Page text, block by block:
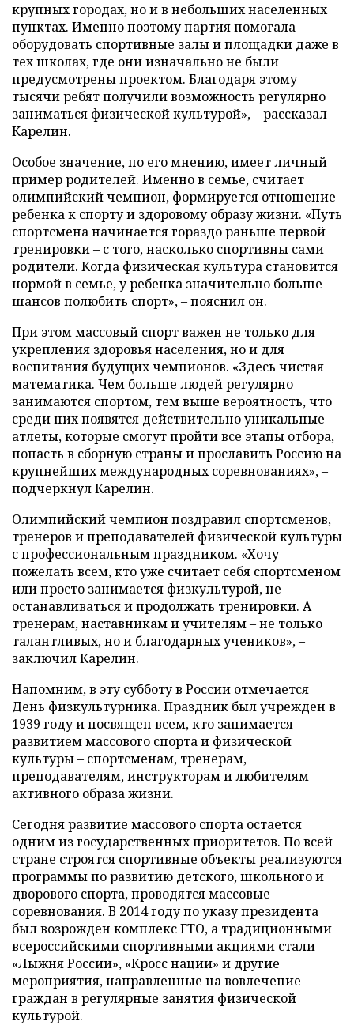
крупных городах, но и в небольших населенных
пунктах. Именно поэтому партия помогала
оборудовать спортивные залы и площадки даже в
тех школах, где они изначально не были
предусмотрены проектом. Благодаря этому
тысячи ребят получили возможность регулярно
заниматься физической культурой», – рассказал
Карелин.
Особое значение, по его мнению, имеет личный
пример родителей. Именно в семье, считает
олимпийский чемпион, формируется отношение
ребенка к спорту и здоровому образу жизни. «Путь
спортсмена начинается гораздо раньше первой
тренировки – с того, насколько спортивны сами
родители. Когда физическая культура становится
нормой в семье, у ребенка значительно больше
шансов полюбить спорт», – пояснил он.
При этом массовый спорт важен не только для
укрепления здоровья населения, но и для
воспитания будущих чемпионов. «Здесь чистая
математика. Чем больше людей регулярно
занимаются спортом, тем выше вероятность, что
среди них появятся действительно уникальные
атлеты, которые смогут пройти все этапы отбора,
попасть в сборную страны и прославить Россию на
крупнейших международных соревнованиях», –
подчеркнул Карелин.
Олимпийский чемпион поздравил спортсменов,
тренеров и преподавателей физической культуры
с профессиональным праздником. «Хочу
пожелать всем, кто уже считает себя спортсменом
или просто занимается физкультурой, не
останавливаться и продолжать тренировки. А
тренерам, наставникам и учителям – не только
талантливых, но и благодарных учеников», –
заключил Карелин.
Напомним, в эту субботу в России отмечается
День физкультурника. Праздник был учрежден в
1939 году и посвящен всем, кто занимается
развитием массового спорта и физической
культуры – спортсменам, тренерам,
преподавателям, инструкторам и любителям
активного образа жизни.
Сегодня развитие массового спорта остается
одним из государственных приоритетов. По всей
стране строятся спортивные объекты реализуются
программы по развитию детского, школьного и
дворового спорта, проводятся массовые
соревнования. В 2014 году по указу президента
был возрожден комплекс ГТО, а традиционными
всероссийскими спортивными акциями стали
«Лыжня России», «Кросс нации» и другие
мероприятия, направленные на вовлечение
граждан в регулярные занятия физической
культурой.